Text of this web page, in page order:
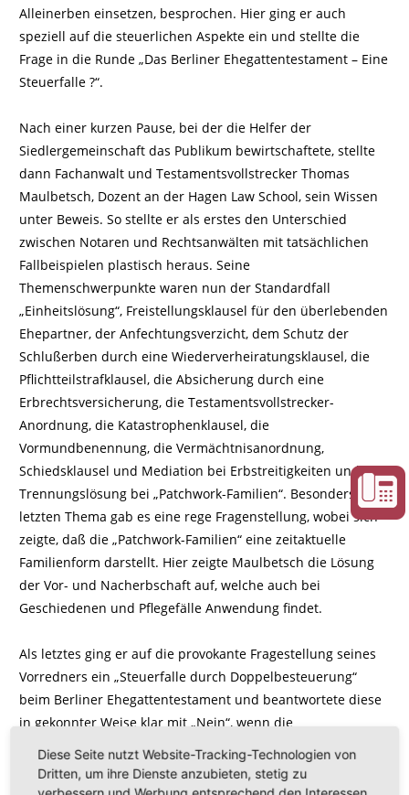
Alleinerben einsetzen, besprochen. Hier ging er auch
speziell auf die steuerlichen Aspekte ein und stellte die
Frage in die Runde „Das Berliner Ehegattentestament – Eine
Steuerfalle ?“.
Nach einer kurzen Pause, bei der die Helfer der
Siedlergemeinschaft das Publikum bewirtschaftete, stellte
dann Fachanwalt und Testamentsvollstrecker Thomas
Maulbetsch, Dozent an der Hagen Law School, sein Wissen
unter Beweis. So stellte er als erstes den Unterschied
zwischen Notaren und Rechtsanwälten mit tatsächlichen
Fallbeispielen plastisch heraus. Seine
Themenschwerpunkte waren nun der Standardfall
„Einheitslösung“, Freistellungsklausel für den überlebenden
Ehepartner, der Anfechtungsverzicht, dem Schutz der
Schlußerben durch eine Wiederverheiratungsklausel, die
Pflichtteilstrafklausel, die Absicherung durch eine
Erbrechtsversicherung, die Testamentsvollstrecker-
Anordnung, die Katastrophenklausel, die
Vormundbenennung, die Vermächtnisanordnung,
Schiedsklausel und Mediation bei Erbstreitigkeiten und die
Trennungslösung bei „Patchwork-Familien“. Besonders zum
letzten Thema gab es eine rege Fragenstellung, wobei sich
zeigte, daß die „Patchwork-Familien“ eine zeitaktuelle
Familienform darstellt. Hier zeigte Maulbetsch die Lösung
der Vor- und Nacherbschaft auf, welche auch bei
Geschiedenen und Pflegefälle Anwendung findet.
Als letztes ging er auf die provokante Fragestellung seines
Vorredners ein „Steuerfalle durch Doppelbesteuerung“
beim Berliner Ehegattentestament und beantwortete diese
in gekonnter Weise klar mit „Nein“, wenn die
entsprechenden notwendigen Regelungen vorgenommen
werden.
Diese Seite nutzt Website-Tracking-Technologien von
Dritten, um ihre Dienste anzubieten, stetig zu